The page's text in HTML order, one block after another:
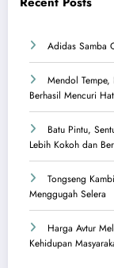
Adidas Samba
Mendol Tempe,
Berhasil Mencuri
Batu Pintu,
Lebih Kokoh dan
Tongseng
Menggugah Selera
Harga Avtur
Kehidupan